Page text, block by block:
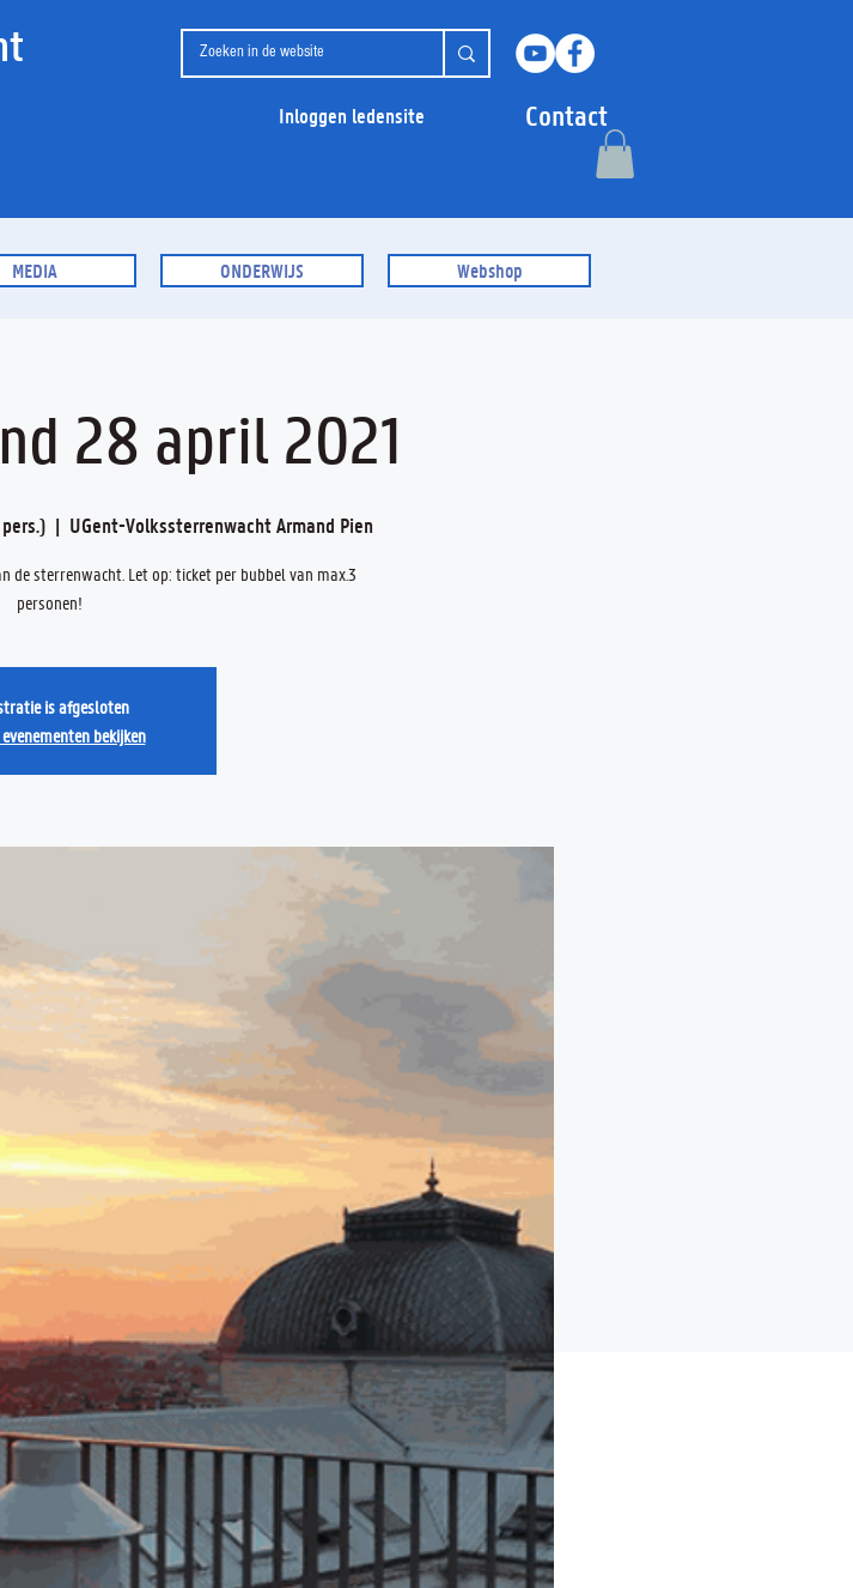
Inloggen ledensite Contact
MEDIA ONDERWIJS Webshop
28 april 2021
  |
UGent-Volkssterrenwacht Armand Pien
de sterrenwacht. Let op: ticket per bubbel van max.3
personen!
is afgesloten
bekijken